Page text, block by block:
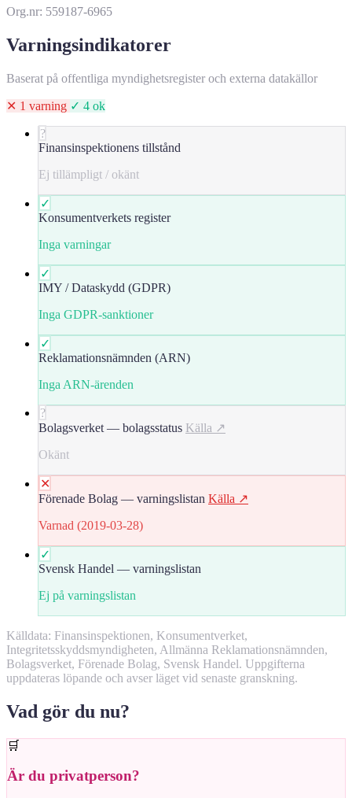
Org.nr: 559187-6965
Varningsindikatorer
Baserat på offentliga myndighetsregister och externa datakällor
✕ 1 varning ✓ 4 ok
?
Finansinspektionens tillstånd
Ej tillämpligt / okänt
✓
Konsumentverkets register
Inga varningar
✓
IMY / Dataskydd (GDPR)
Inga GDPR-sanktioner
✓
Reklamationsnämnden (ARN)
Inga ARN-ärenden
?
Bolagsverket — bolagsstatus Källa ↗
Okänt
✕
Förenade Bolag — varningslistan Källa ↗
Varnad (2019-03-28)
✓
Svensk Handel — varningslistan
Ej på varningslistan
Källdata: Finansinspektionen, Konsumentverket,
Integritetsskyddsmyndigheten, Allmänna Reklamationsnämnden,
Bolagsverket, Förenade Bolag, Svensk Handel. Uppgifterna
uppdateras löpande och avser läget vid senaste granskning.
Vad gör du nu?
🛒
Är du privatperson?